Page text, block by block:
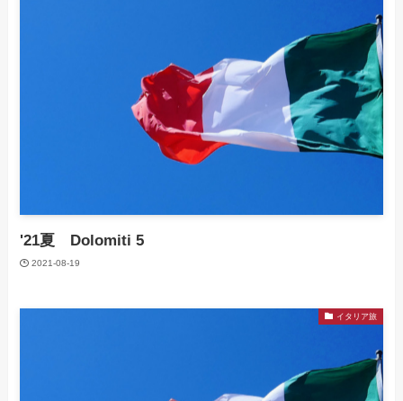
'21夏 Dolomiti 5
2021-08-19
イタリア旅